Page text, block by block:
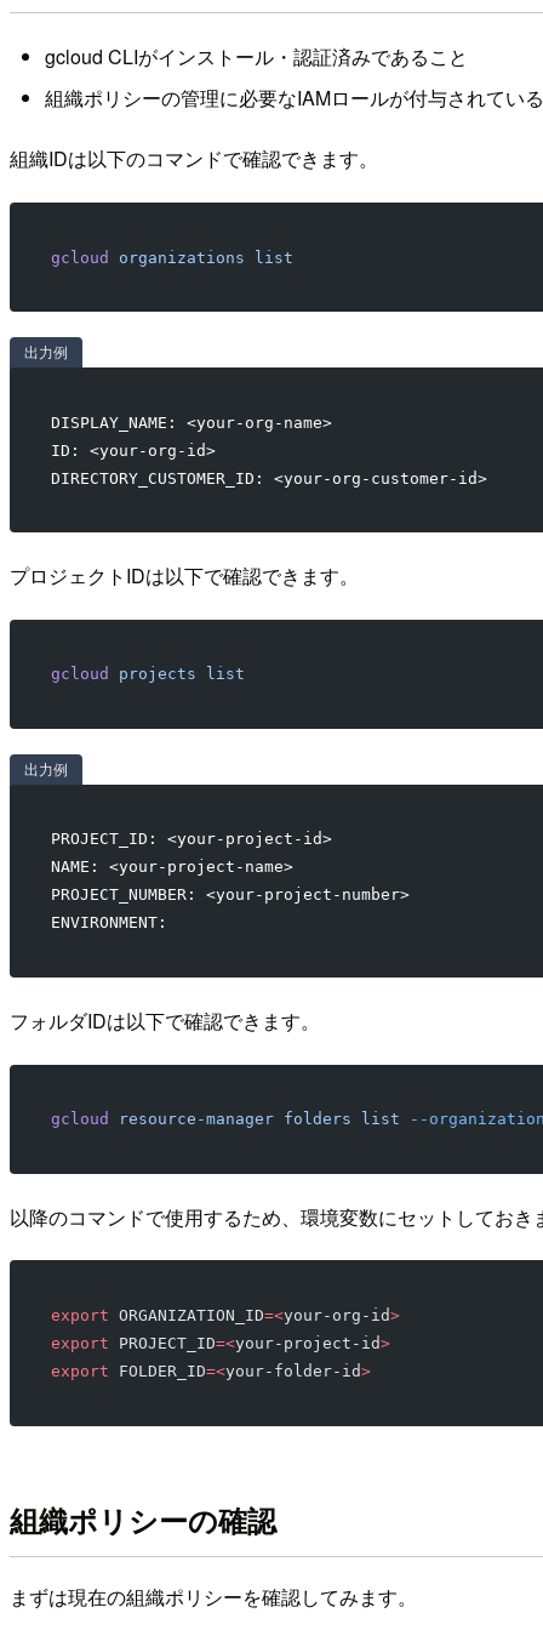
gcloud CLIがインストール・認証済みであること
組織ポリシーの管理に必要なIAMロールが付与されてい
組織IDは以下のコマンドで確認できます。
gcloud organizations list
出力例
DISPLAY_NAME: <your-org-name>
ID: <your-org-id>
DIRECTORY_CUSTOMER_ID: <your-org-customer-id>
プロジェクトIDは以下で確認できます。
gcloud projects list
出力例
PROJECT_ID: <your-project-id>
NAME: <your-project-name>
PROJECT_NUMBER: <your-project-number>
ENVIRONMENT:
フォルダIDは以下で確認できます。
gcloud resource-manager folders list --
以降のコマンドで使用するため、環境変数にセットしておき
export ORGANIZATION_ID=<your-org-id>
export PROJECT_ID=<your-project-id>
export FOLDER_ID=<your-folder-id>
組織ポリシーの確認
まずは現在の組織ポリシーを確認してみます。